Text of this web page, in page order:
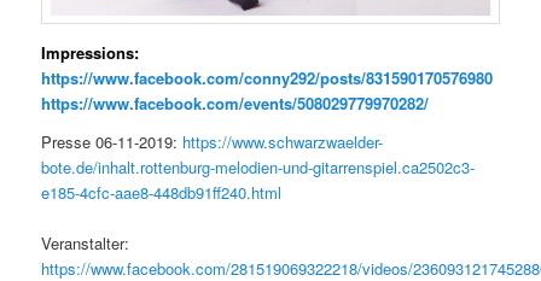
Impressions:
https://www.facebook.com/conny292/posts/831590170576980
https://www.facebook.com/events/508029779970282/
Presse 06-11-2019: https://www.schwarzwaelder-
bote.de/inhalt.rottenburg-melodien-und-gitarrenspiel.ca2502c3-
e185-4cfc-aae8-448db91ff240.html
Veranstalter:
https://www.facebook.com/281519069322218/videos/